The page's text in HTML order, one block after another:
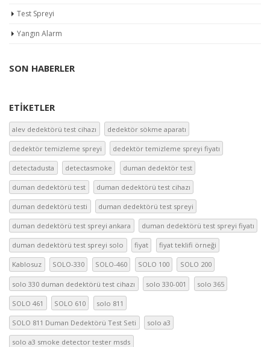
Test Spreyi
Yangın Alarm
SON HABERLER
ETIKETLER
alev dedektörü test cihazı dedektör sökme aparatı
dedektör temizleme spreyi dedektör temizleme spreyi fiyatı
detectadusta detectasmoke duman dedektör test
duman dedektörü test duman dedektörü test cihazı
duman dedektörü testi duman dedektörü test spreyi
duman dedektörü test spreyi ankara duman dedektörü test spreyi fiyatı
duman dedektörü test spreyi solo fiyat fiyat teklifi örneği
Kablosuz SOLO-330 SOLO-460 SOLO 100 SOLO 200
solo 330 duman dedektörü test cihazı solo 330-001 solo 365
SOLO 461 SOLO 610 solo 811
SOLO 811 Duman Dedektörü Test Seti solo a3
solo a3 smoke detector tester msds